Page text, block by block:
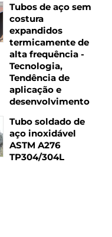
Tubos de aço sem
costura
expandidos
termicamente de
alta frequência -
Tecnologia,
Tendência de
aplicação e
desenvolvimento
Tubo soldado de
aço inoxidável
ASTM A276
TP304/304L